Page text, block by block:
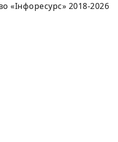
«Інфоресурс» 2018-2026